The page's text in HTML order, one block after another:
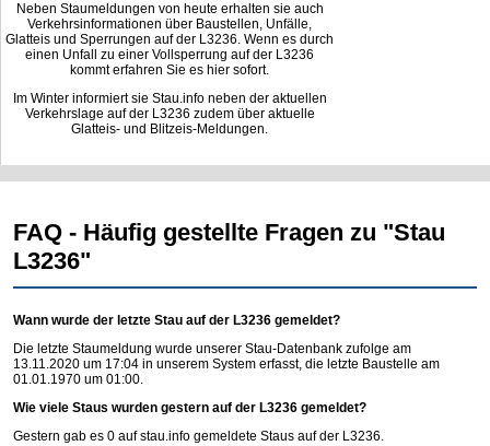
Neben Staumeldungen von heute erhalten sie auch
Verkehrsinformationen über Baustellen, Unfälle,
Glatteis und Sperrungen auf der L3236. Wenn es durch
einen Unfall zu einer Vollsperrung auf der L3236
kommt erfahren Sie es hier sofort.
Im Winter informiert sie Stau.info neben der aktuellen
Verkehrslage auf der L3236 zudem über aktuelle
Glatteis- und Blitzeis-Meldungen.
FAQ - Häufig gestellte Fragen zu "Stau
L3236"
Wann wurde der letzte Stau auf der L3236 gemeldet?
Die letzte Staumeldung wurde unserer Stau-Datenbank zufolge am
13.11.2020 um 17:04 in unserem System erfasst, die letzte Baustelle am
01.01.1970 um 01:00.
Wie viele Staus wurden gestern auf der L3236 gemeldet?
Gestern gab es 0 aufstau.info gemeldete Staus auf der L3236.